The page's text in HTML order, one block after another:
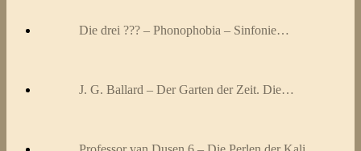
Die drei ??? – Phonophobia – Sinfonie…
J. G. Ballard – Der Garten der Zeit. Die…